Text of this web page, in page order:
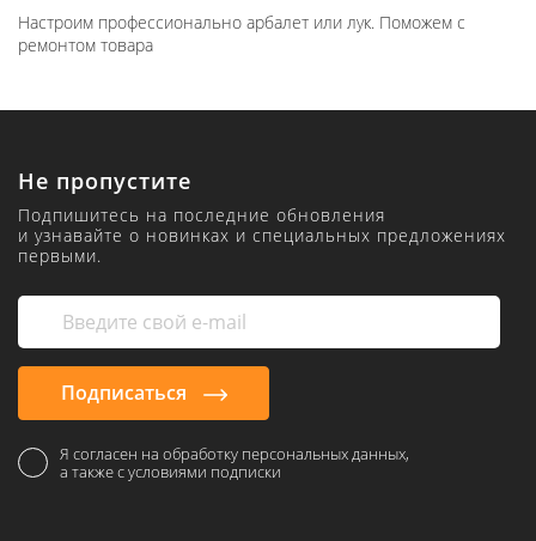
Настроим профессионально арбалет или лук. Поможем с
ремонтом товара
Не пропустите
Подпишитесь на последние обновления
и узнавайте о новинках и специальных предложениях
первыми.
Подписаться
Я согласен на обработку персональных данных,
а также с условиями подписки